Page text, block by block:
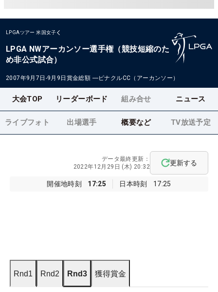
LPGAツアー 米国女子
LPGA NWアーカンソー選手権（競技短縮のた
め非公式試合）
2007年9月7日-9月9日 賞金総額 ―ピナクルCC（アーカンソー）
大会TOP リーダーボード 組み合せ ニュース
ライブフォト 出場選手 概要など TV放送予定
開催地時刻 17:25 日本時刻 17:25
データ最終更新：
2022年12月29日 (木) 20:32
更新する
Rnd1 Rnd2 Rnd3 獲得賞金